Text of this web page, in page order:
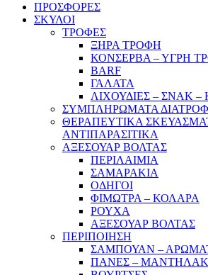
ΠΡΟΣΦΟΡΕΣ
ΣΚΥΛΟΙ
ΤΡΟΦΕΣ
ΞΗΡΑ ΤΡΟΦΗ
ΚΟΝΣΕΡΒΑ – ΥΓΡΗ
BARF
ΓΑΛΑΤΑ
ΛΙΧΟΥΔΙΕΣ – ΣΝΑΚ
ΣΥΜΠΛΗΡΩΜΑΤΑ
ΘΕΡΑΠΕΥΤΙΚΑ
ΑΝΤΙΠΑΡΑΣΙΤΙΚΑ
ΑΞΕΣΟΥΑΡ ΒΟΛΤΑΣ
ΠΕΡΙΛΑΙΜΙΑ
ΣΑΜΑΡΑΚΙΑ
ΟΔΗΓΟΙ
ΦΙΜΩΤΡΑ – ΚΟΛΑΡΑ
ΡΟΥΧΑ
ΑΞΕΣΟΥΑΡ ΒΟΛΤΑΣ
ΠΕΡΙΠΟΙΗΣΗ
ΣΑΜΠΟΥΑΝ –
ΠΑΝΕΣ –